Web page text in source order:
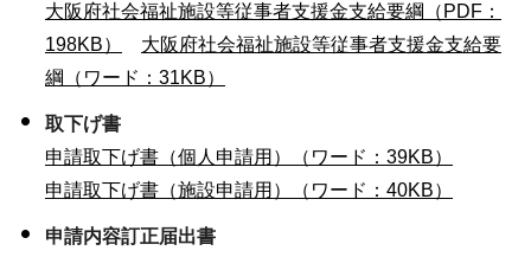
大阪府社会福祉施設等従事者支援金支給要綱（PDF：
198KB）
大阪府社会福祉施設等従事者支援金支給要
綱（ワード：31KB）
取下げ書
申請取下げ書（個人申請用）（ワード：39KB）
申請取下げ書（施設申請用）（ワード：40KB）
申請内容訂正届出書